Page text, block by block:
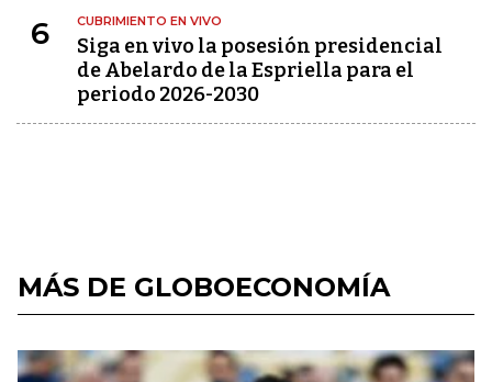
6 CUBRIMIENTO EN VIVO
Siga en vivo la posesión presidencial
de Abelardo de la Espriella para el
periodo 2026-2030
MÁS DE GLOBOECONOMÍA